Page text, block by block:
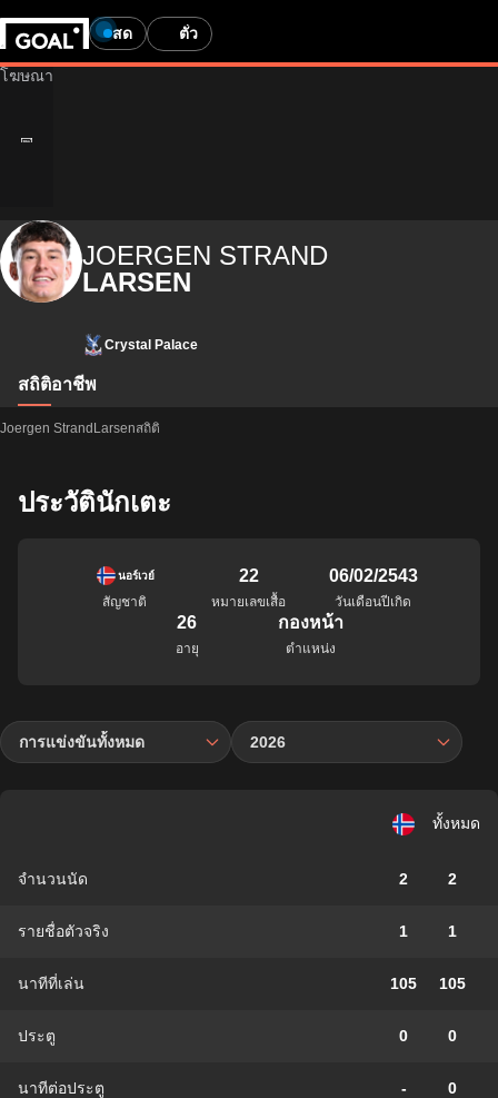
สด ตั๋ว
JOERGEN STRAND
LARSEN
Crystal Palace
สถิติอาชีพ
Joergen StrandLarsenสถิติ
ประวัตินักเตะ
นอร์เวย์
สัญชาติ
22
หมายเลขเสื้อ
06/02/2543
วันเดือนปีเกิด
26
อายุ
กองหน้า
ตำแหน่ง
การแข่งขันทั้งหมด 2026
ทั้งหมด
จำนวนนัด 2 2
รายชื่อตัวจริง 1 1
นาทีที่เล่น 105 105
ประตู 0 0
นาทีต่อประตู - 0